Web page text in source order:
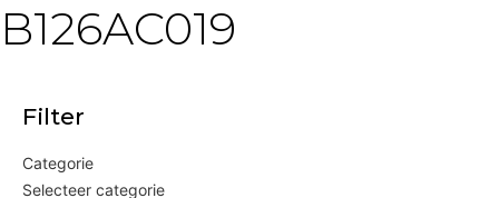
B126AC019
Filter
Categorie
Selecteer categorie